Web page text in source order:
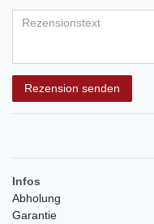
Rezension senden
Infos
Abholung
Garantie